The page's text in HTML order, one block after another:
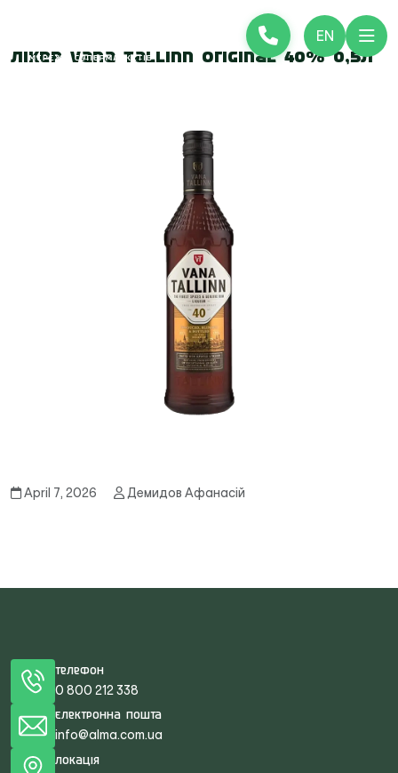
EN
Лікер Vana Tallinn Original 40% 0,5л
April 7, 2026 Демидов Афанасій
Телефон
0 800 212 338
Електронна пошта
info@alma.com.ua
Локація